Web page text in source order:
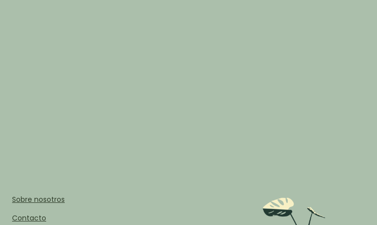
Sobre nosotros
Contacto